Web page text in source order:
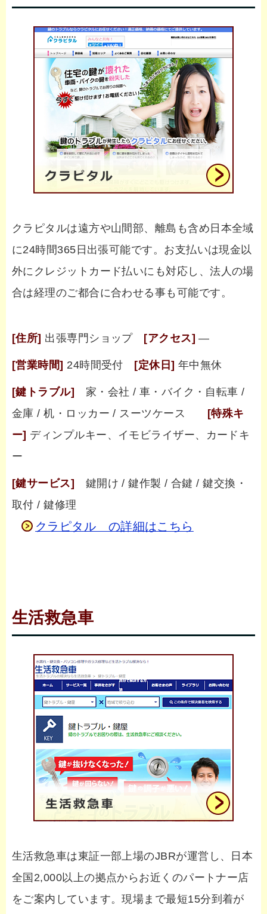
クラピタルは遠方や山間部、離島も含め日本全域
に24時間365日出張可能です。お支払いは現金以
外にクレジットカード払いにも対応し、法人の場
合は経理のご都合に合わせる事も可能です。
[住所] 出張専門ショップ [アクセス] ―
[営業時間] 24時間受付 [定休日] 年中無休
[鍵トラブル]
家・会社 / 車・バイク・自転車 /
金庫 / 机・ロッカー / スーツケース
[特殊キ
ー] ディンプルキー、イモビライザー、カードキ
ー
[鍵サービス]
鍵開け / 鍵作製 / 合鍵 / 鍵交換・
取付 / 鍵修理
クラピタル の詳細はこちら
生活救急車
生活救急車は東証一部上場のJBRが運営し、日本
全国2,000以上の拠点からお近くのパートナー店
をご案内しています。現場まで最短15分到着が